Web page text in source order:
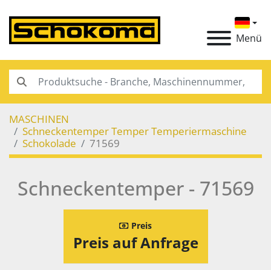
Menü
MASCHINEN
Schneckentemper Temper Temperiermaschine
Schokolade
71569
Schneckentemper - 71569
Preis
Preis auf Anfrage